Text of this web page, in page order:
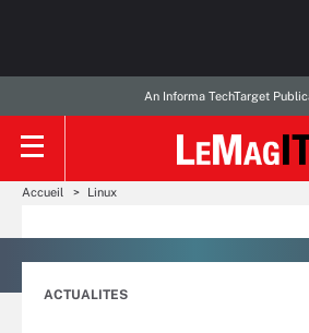
An Informa TechTarget
Accueil Linux
ACTUALITES